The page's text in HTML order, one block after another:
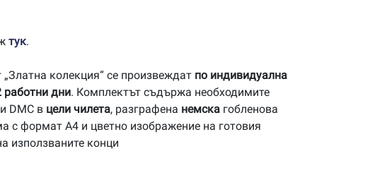
тук.
„Златна колекция“ се произвеждат по индивидуална
работни дни. Комплектът съдържа необходимите
DMC в цели чилета, разграфена немска гобленова
с формат А4 и цветно изображение на готовия
използваните конци